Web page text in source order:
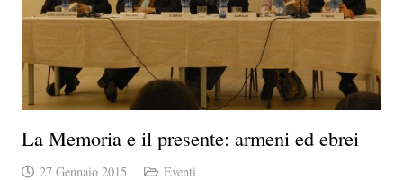
La Memoria e il presente: armeni ed ebrei
27 Gennaio 2015 Eventi